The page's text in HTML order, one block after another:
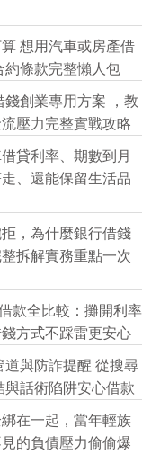
想用汽車或房產借
約條款完整懶人包
錢創業專用方案 ，教
壓力完整實戰攻略
貸利率、期數到月
、還能保留生活品
拒，為什麼銀行借錢
拆解實務重點一次
款全比較：攤開利率
方式不踩雷更安心
道與防詐提醒 從搜尋
話術陷阱安心借款
綁在一起，當年輕族
的負債壓力偷偷爆